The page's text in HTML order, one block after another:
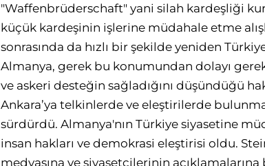
"Waffenbrüderschaft" yani silah kardeşliği
küçük kardeşinin işlerine müdahale etme
sonrasında da hızlı bir şekilde yeniden
Almanya, gerek bu konumundan dolayı
ve askeri desteğin sağladığını düşündüğü
Ankara’ya telkinlerde ve eleştirilerde
sürdürdü. Almanya'nın Türkiye siyasetine
insan hakları ve demokrasi eleştirisi oldu.
medyasına ve siyasetçilerinin açıklamalarına